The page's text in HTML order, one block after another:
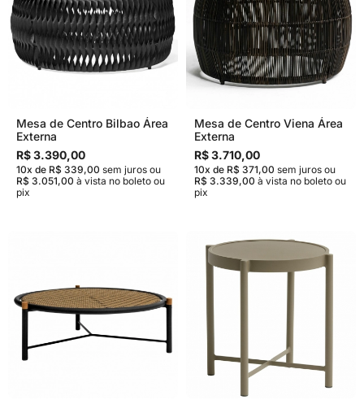
Mesa de Centro Bilbao Área
Externa
R$ 3.390,00
10x de R$ 339,00 sem juros ou
R$ 3.051,00 à vista no boleto ou
pix
Mesa de Centro Viena Área
Externa
R$ 3.710,00
10x de R$ 371,00 sem juros ou
R$ 3.339,00 à vista no boleto ou
pix